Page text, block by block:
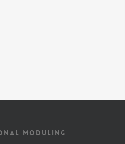
MODULING